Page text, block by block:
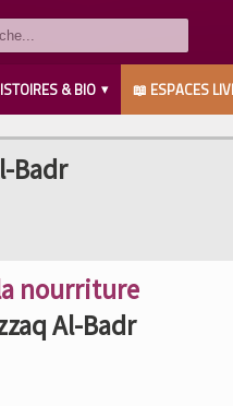
& BIO 📖 ESPACES
Badr
nourriture
Al-Badr